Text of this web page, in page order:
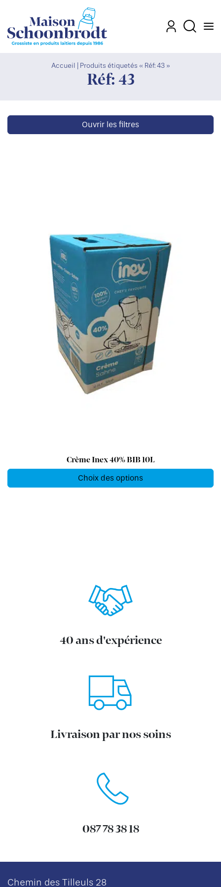
Accueil Produits étiquetés « Réf: 43 »
Réf: 43
Ouvrir les filtres
Crème Inex 40% BIB 10L
Choix des options
40 ans d'expérience
Livraison par nos soins
087 78 38 18
Chemin des Tilleuls 28